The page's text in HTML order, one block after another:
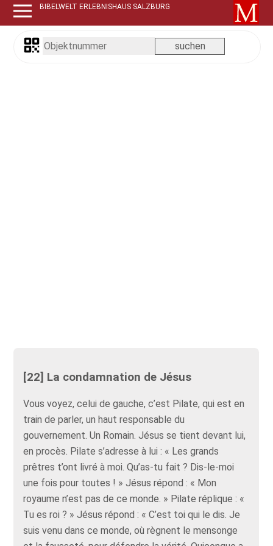
BIBELWELT ERLEBNISHAUS SALZBURG
[22] La condamnation de Jésus
Vous voyez, celui de gauche, c’est Pilate, qui est en
train de parler, un haut responsable du
gouvernement. Un Romain. Jésus se tient devant lui,
en procès. Pilate s’adresse à lui : « Les grands
prêtres t’ont livré à moi. Qu’as-tu fait ? Dis-le-moi
une fois pour toutes ! » Jésus répond : « Mon
royaume n’est pas de ce monde. » Pilate réplique : «
Tu es roi ? » Jésus répond : « C’est toi qui le dis. Je
suis venu dans ce monde, où règnent le mensonge